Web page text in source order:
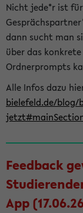
Nicht jede*r ist
dann sucht man
über das
Ordnerprompts
Alle Infos dazu
bielefeld.de/
Feedback
App